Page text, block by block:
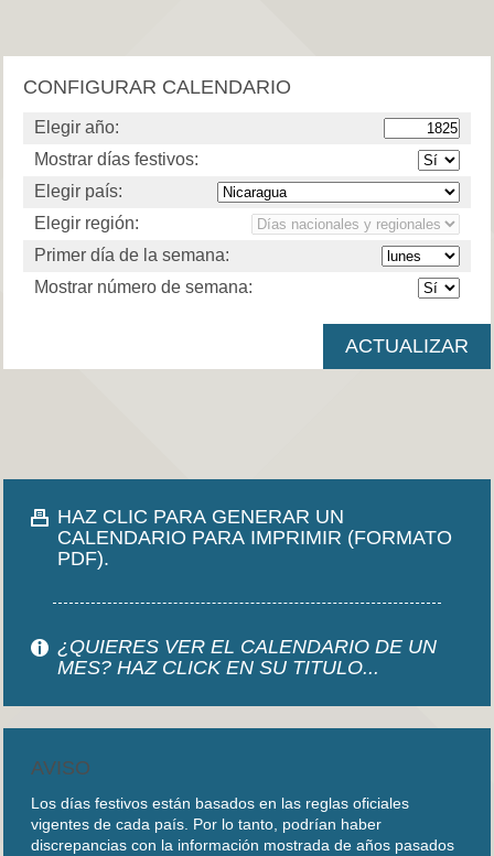
CONFIGURAR CALENDARIO
Elegir año:
Mostrar días festivos:
Elegir país:
Elegir región:
Primer día de la semana:
Mostrar número de semana:
HAZ CLIC PARA GENERAR UN
CALENDARIO PARA IMPRIMIR (FORMATO
PDF).
¿QUIERES VER EL CALENDARIO DE UN
MES? HAZ CLICK EN SU TITULO...
AVISO
Los días festivos están basados en las reglas oficiales
vigentes de cada país. Por lo tanto, podrían haber
discrepancias con la información mostrada de años pasados